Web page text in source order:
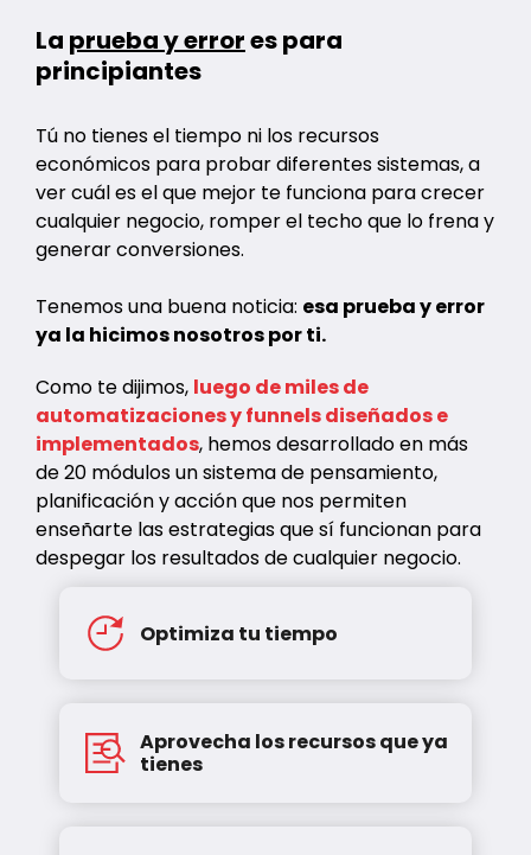
La prueba y errores para
principiantes
Tú no tienes el tiempo ni los recursos
económicos para probar diferentes sistemas, a
ver cuál es el que mejor te funciona para crecer
cualquier negocio, romper el techo que lo frena y
generar conversiones.
Tenemos una buena noticia: esa prueba y error
ya la hicimos nosotros por ti.
Como te dijimos, luego de miles de
automatizaciones y funnels diseñados e
implementados, hemos desarrollado en más
de 20 módulos un sistema de pensamiento,
planificación y acción que nos permiten
enseñarte las estrategias que sí funcionan para
despegar los resultados de cualquier negocio.
Optimiza tu tiempo
Aprovecha los recursos que ya
tienes